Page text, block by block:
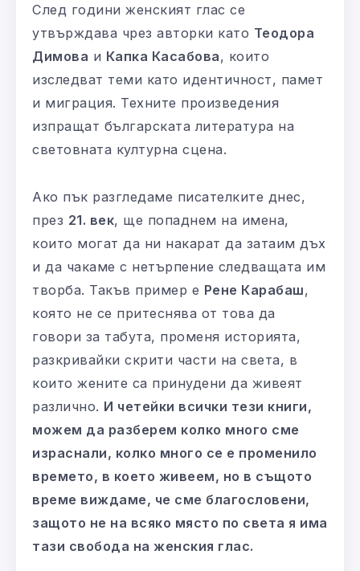
След години женският глас се
утвърждава чрез авторки като Теодора
Димова и Капка Касабова, които
изследват теми като идентичност, памет
и миграция. Техните произведения
изпращат българската литература на
световната културна сцена.
Ако пък разгледаме писателките днес,
през 21. век, ще попаднем на имена,
които могат да ни накарат да затаим дъх
и да чакаме с нетърпение следващата им
творба. Такъв пример е Рене Карабаш,
която не се притеснява от това да
говори за табута, променя историята,
разкривайки скрити части на света, в
които жените са принудени да живеят
различно. И четейки всички тези книги,
можем да разберем колко много сме
израснали, колко много се е променило
времето, в което живеем, но в същото
време виждаме, че сме благословени,
защото не на всяко място по света я има
тази свобода на женския глас.